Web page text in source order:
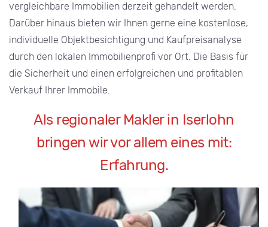
vergleichbare Immobilien derzeit gehandelt werden.
Darüber hinaus bieten wir Ihnen gerne eine kostenlose,
individuelle Objektbesichtigung und Kaufpreisanalyse
durch den lokalen Immobilienprofi vor Ort. Die Basis für
die Sicherheit und einen erfolgreichen und profitablen
Verkauf Ihrer Immobile.
Als regionaler Makler in Iserlohn
bringen wir vor allem eines mit:
Erfahrung.